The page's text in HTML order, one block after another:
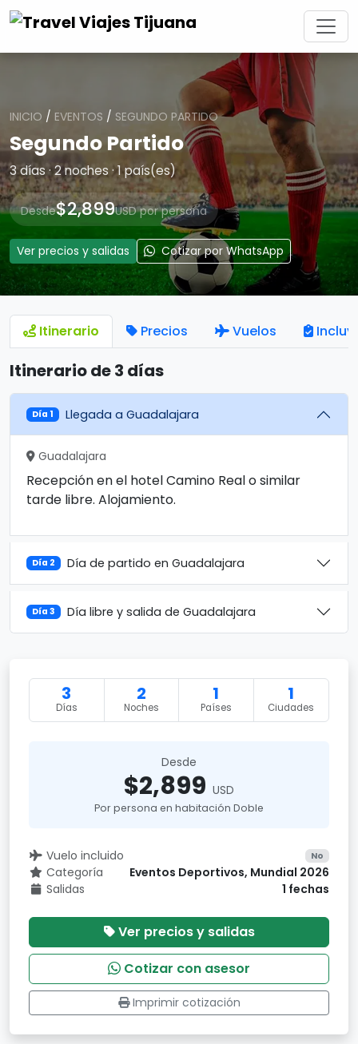
INICIO / EVENTOS / SEGUNDO PARTIDO
Segundo Partido
3 días · 2 noches · 1 país(es)
Desde$2,899USD por persona
Ver precios y salidas Cotizar por WhatsApp
Itinerario Precios Vuelos
Itinerario de 3 días
Día 1 Llegada a Guadalajara
Guadalajara
Recepción en el hotel Camino Real o similar
tarde libre. Alojamiento.
Día 2 Día de partido en Guadalajara
Día 3 Día libre y salida de Guadalajara
3
Días
2
Noches
1
Países
1
Ciudades
Desde
$2,899 USD
Por persona en habitación Doble
Vuelo incluido No
Categoría
Eventos Deportivos, Mundial 2026
Salidas
1 fechas
Ver precios y salidas
Cotizar con asesor
Imprimir cotización